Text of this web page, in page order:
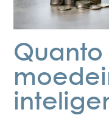
Quanto